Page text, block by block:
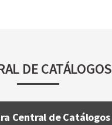
DE CATÁLOGOS
Central de Catálogos